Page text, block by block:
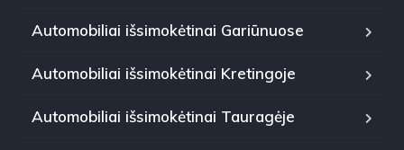
Automobiliai išsimokėtinai Gariūnuose
Automobiliai išsimokėtinai Kretingoje
Automobiliai išsimokėtinai Tauragėje